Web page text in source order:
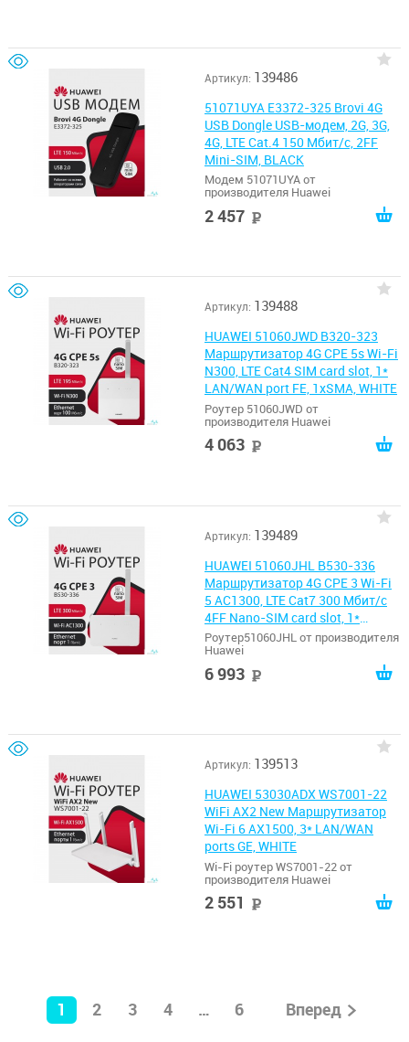
Артикул: 139486
51071UYA E3372-325 Brovi 4G
USB Dongle USB-модем, 2G, 3G,
4G, LTE Cat.4 150 Мбит/с, 2FF
Mini-SIM, BLACK
Модем 51071UYA от
производителя Huawei
2 457
Артикул: 139488
HUAWEI 51060JWD B320-323
Маршрутизатор 4G CPE 5s Wi-Fi
N300, LTE Cat4 SIM card slot, 1*
LAN/WAN port FE, 1xSMA, WHITE
Роутер 51060JWD от
производителя Huawei
4 063
Артикул: 139489
HUAWEI 51060JHL B530-336
Маршрутизатор 4G CPE 3 Wi-Fi
5 AC1300, LTE Cat7 300 Мбит/с
4FF Nano-SIM card slot, 1*
LAN/WAN port GE, WHITE
Роутер51060JHL от производителя
Huawei
6 993
Артикул: 139513
HUAWEI 53030ADX WS7001-22
WiFi AX2 New Маршрутизатор
Wi-Fi 6 AX1500, 3* LAN/WAN
ports GE, WHITE
Wi-Fi роутер WS7001-22 от
производителя Huawei
2 551
1 2 3 4 … 6 Вперед